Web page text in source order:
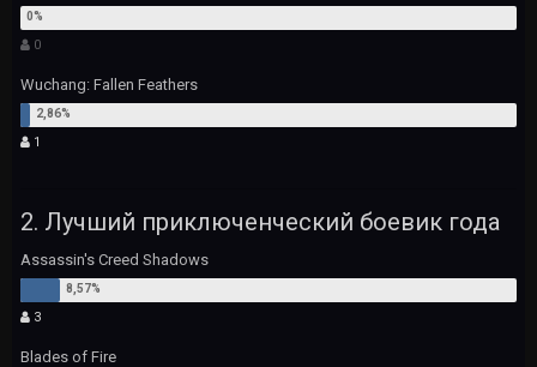
0
Wuchang: Fallen Feathers
1
2. Лучший приключенческий боевик года
Assassin's Creed Shadows
3
Blades of Fire